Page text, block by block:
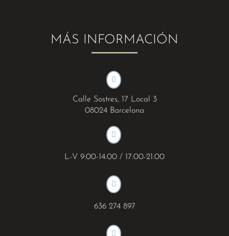
MÁS INFORMACIÓN

Calle Sostres, 17 Local 3
08024 Barcelona

L-V 9:00-14:00 / 17:00-21:00

636 274 897
